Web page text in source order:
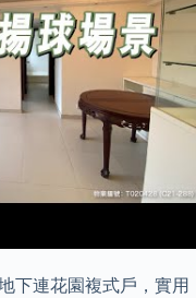
下連花園複式戶，實用